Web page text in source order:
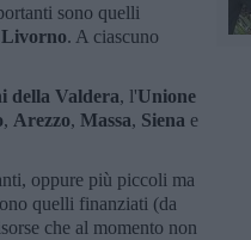
sono quelli
Livorno. A ciascuno
della Valdera, l'Unione
, Arezzo, Massa, Siena e
oppure più piccoli ma
quelli finanziati (da
che al momento non